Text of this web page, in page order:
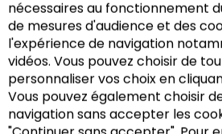
Recherche
heures par jour en moyenne en
seulement 30 minutes sur le
2022.
Cette amélioration des
est à surveiller dans le temps.
pourrait pousser les usagers à
nécessaires au fonctionnement
de mesures d'audience et des
l'expérience de navigation
vidéos. Vous pouvez choisir de
personnaliser vos choix en
Vous pouvez également choisir
navigation sans accepter les